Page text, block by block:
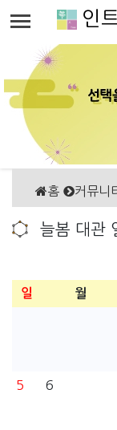
인
홈 커뮤니
늘봄 대관
일 월
5 6